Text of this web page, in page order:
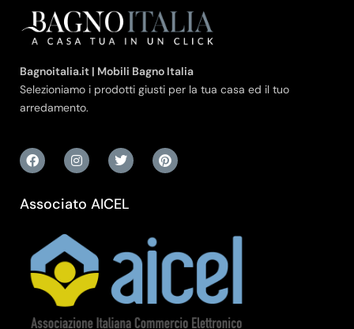
Bagnoitalia.it | Mobili Bagno Italia
Selezioniamo i prodotti giusti per la tua casa ed il tuo
arredamento.
Associato AICEL